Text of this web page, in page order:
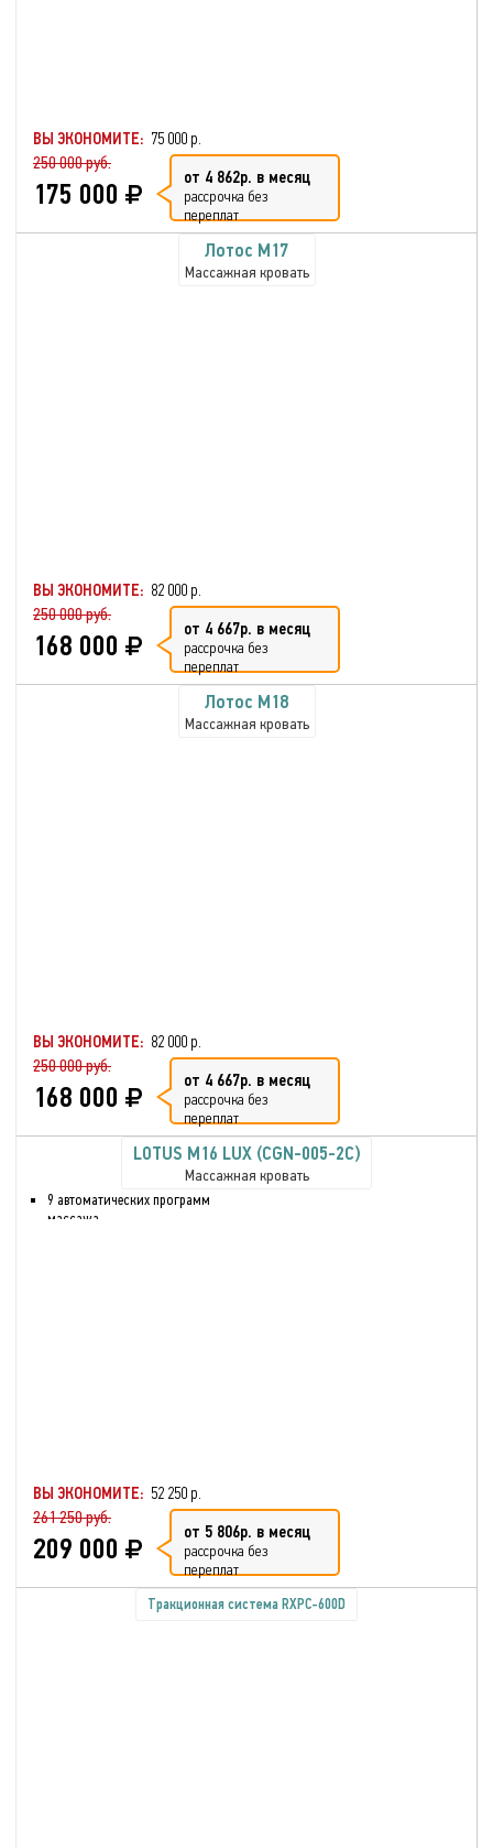
ВЫ ЭКОНОМИТЕ: 75 000 р.
250 000 руб.
175 000 от 4 862р. в месяц
рассрочка без
переплат
Лотос М17
Массажная кровать
ВЫ ЭКОНОМИТЕ: 82 000 р.
250 000 руб.
168 000 от 4 667р. в месяц
рассрочка без
переплат
Лотос М18
Массажная кровать
ВЫ ЭКОНОМИТЕ: 82 000 р.
250 000 руб.
168 000 от 4 667р. в месяц
рассрочка без
переплат
LOTUS M16 LUX (CGN-005-2C)
Массажная кровать
9 автоматических программ
массажа
ВЫ ЭКОНОМИТЕ: 52 250 р.
261 250 руб.
209 000 от 5 806р. в месяц
рассрочка без
переплат
Тракционная система RXPC-600D